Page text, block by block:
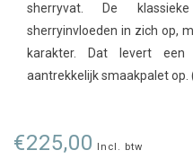
sherryvat. De
sherryinvloeden in zich op,
karakter. Dat levert een
aantrekkelijk smaakpalet op.
€225,00 Incl. btw